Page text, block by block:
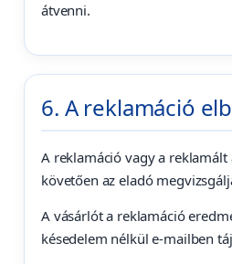
átvenni.
6. A reklamáció
A reklamáció vagy a reklamált
követően az eladó
A vásárlót a reklamáció
késedelem nélkül e-mailben